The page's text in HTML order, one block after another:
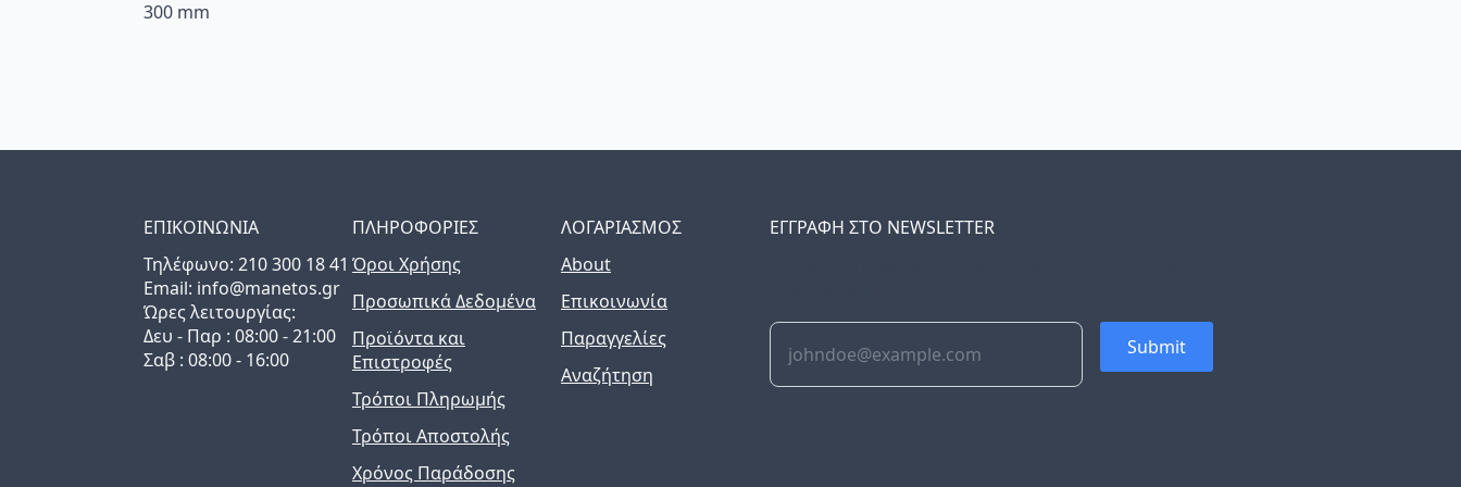
300 mm
ΕΠΙΚΟΙΝΩΝΙΑ
Τηλέφωνo: 210 300 18 41
Email: info@manetos.gr
Ώρες λειτουργίας:
Δευ - Παρ : 08:00 - 21:00
Σαβ : 08:00 - 16:00
ΠΛΗΡΟΦΟΡΙΕΣ
Όροι Χρήσης
Προσωπικά Δεδομένα
Προϊόντα και
Επιστροφές
Τρόποι Πληρωμής
Τρόποι Αποστολής
Χρόνος Παράδοσης
ΛΟΓΑΡΙΑΣΜΟΣ
About
Επικοινωνία
Παραγγελίες
Αναζήτηση
ΕΓΓΡΑΦΗ ΣΤΟ NEWSLETTER
Submit